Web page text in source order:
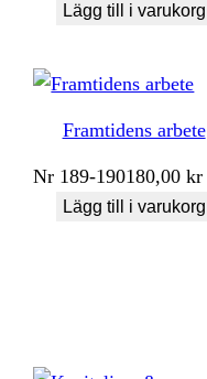
Lägg till i varukorg
Framtidens arbete
Nr 189-190180,00kr
Lägg till i varukorg